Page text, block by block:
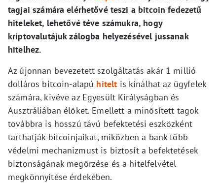
tagjai számára elérhetővé teszi a bitcoin fedezetű
hiteleket, lehetővé téve számukra, hogy
kriptovalutájuk zálogba helyezésével jussanak
hitelhez.
Az újonnan bevezetett szolgáltatás akár 1 millió
dolláros bitcoin-alapú hitelt is kínálhat az ügyfelek
számára, kivéve az Egyesült Királyságban és
Ausztráliában élőket. Emellett a minősített tagok
továbbra is hosszú távú befektetési eszközként
tarthatják bitcoinjaikat, miközben a bank több
védelmi mechanizmust is biztosít a befektetések
biztonságának megőrzése és a hitelfelvétel
megkönnyítése érdekében.